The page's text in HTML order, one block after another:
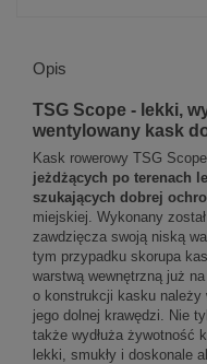
Opis
TSG Scope - lekki,
wentylowany kask
Kask rowerowy TSG
jeżdżących po terenach
szukających dobrej
miejskiej. Wykonany
zawdzięcza swoją niską
tym przypadku skorupa
warstwą wewnętrzną już
o konstrukcji kasku należy
jego dolnej krawędzi. Nie
także wydłuża żywotność
lekki, smukły i doskonale